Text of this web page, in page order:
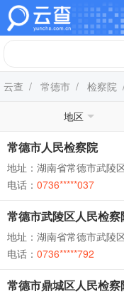
云查 / 常德市 / 检察院
地区
常德市人民检察院
地址：湖南省常德市武陵
电话： 0736*****037
常德市武陵区人民检察
地址：湖南省常德市武陵
电话： 0736*****792
常德市鼎城区人民检察